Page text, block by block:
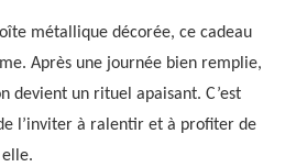
métallique décorée, ce cadeau
Après une journée bien remplie,
devient un rituel apaisant. C’est
l’inviter à ralentir et à profiter de